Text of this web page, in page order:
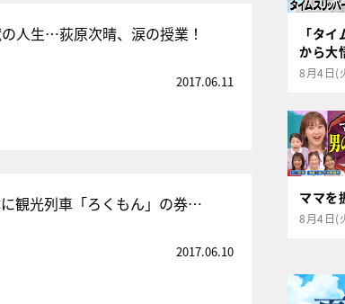
人生…荻原次晴、涙の授業！
2017.06.11
観光列車「ろくもん」の券…
2017.06.10
「タ
から大
8月4日(
ママを
8月4日(